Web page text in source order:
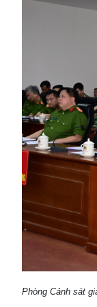
Phòng Cảnh sát